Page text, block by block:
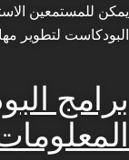
يمكن للمستمعين
البودكاست لتطوير
برامج